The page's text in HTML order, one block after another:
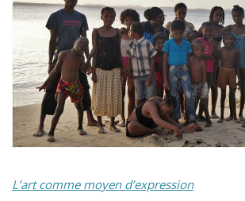
L’art comme moyen d’expression